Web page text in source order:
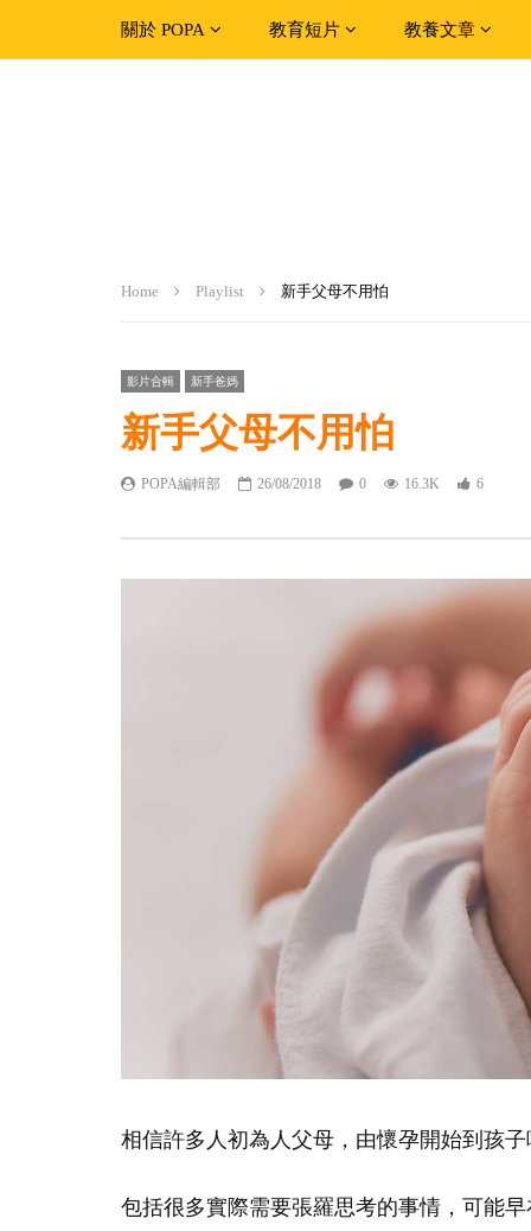
關於 POPA 教育短片 教養文章
Home Playlist 新手父母不用怕
影片合輯 新手爸媽
新手父母不用怕
POPA編輯部 26/08/2018 0 16.3K 6
相信許多人初為人父母，由懷孕開始到孩
包括很多實際需要張羅思考的事情，可能